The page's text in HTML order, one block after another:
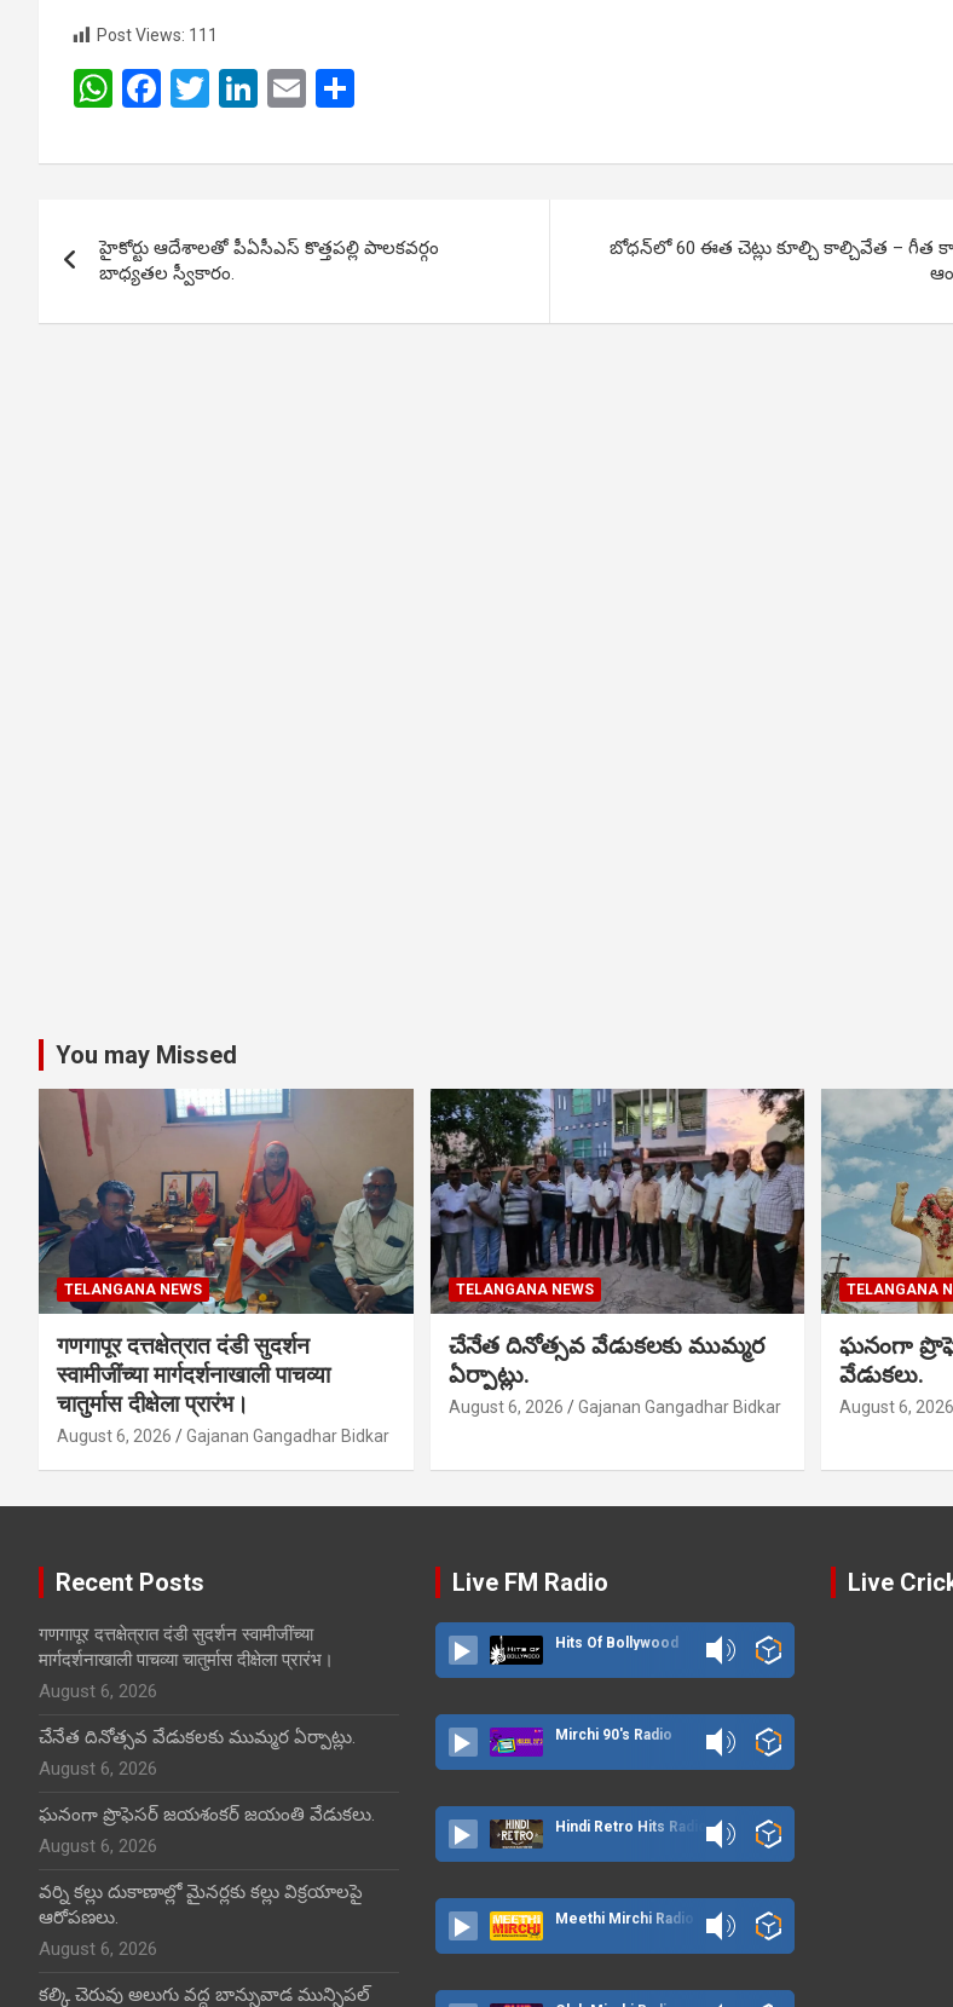
Post Views: 111
W
at
A
p
p
F
ce
o
o
k
T
tt
Li
ke
n
E
ail ar
navigation
హైకోర్టు ఆదేశాలతో పీఏసీఎస్ కొత్తపల్లి పాలకవర్గం
బాధ్యతల స్వీకారం.
బోధన్‌లో 60 ఈత చెట్లు కూల్చి కాల్చివేత – గీత
You may Missed
TELANGANA NEWS
गणगापूर दत्तक्षेत्रात दंडी सुदर्शन
स्वामीजींच्या मार्गदर्शनाखाली पाचव्या
चातुर्मास दीक्षेला प्रारंभ।
August 6, 2026 Gajanan Gangadhar Bidkar
TELANGANA NEWS
చేనేత దినోత్సవ వేడుకలకు ముమ్మర
ఏర్పాట్లు.
August 6, 2026 Gajanan Gangadhar Bidkar
TELANGANA
ఘనంగా
వేడుకలు.
August 6, 2026
Recent Posts
गणगापूर दत्तक्षेत्रात दंडी सुदर्शन स्वामीजींच्या
मार्गदर्शनाखाली पाचव्या चातुर्मास दीक्षेला प्रारंभ।
August 6, 2026
చేనేత దినోత్సవ వేడుకలకు ముమ్మర ఏర్పాట్లు.
August 6, 2026
ఘనంగా ప్రొఫెసర్ జయశంకర్ జయంతి వేడుకలు.
August 6, 2026
వర్ని కల్లు దుకాణాల్లో మైనర్లకు కల్లు విక్రయాలపై
ఆరోపణలు.
August 6, 2026
కల్కి చెరువు అలుగు వద్ద బాన్సువాడ మున్సిపల్
Live FM Radio
Hits Of Bollywood
Mirchi 90's Radio
Hindi Retro Hits Radio
Meethi Mirchi Radio
Live